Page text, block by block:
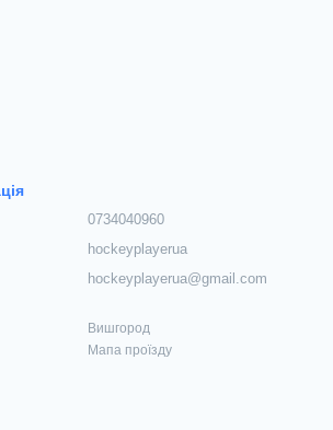
0734040960
hockeyplayerua
hockeyplayerua@gmail.com
Вишгород
Мапа проїзду